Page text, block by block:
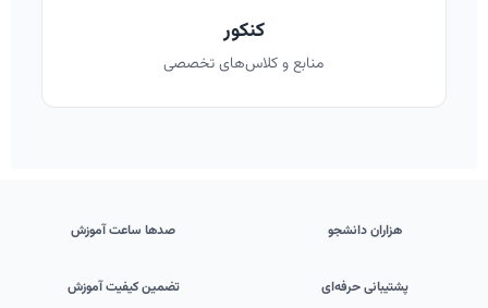
کنکور
منابع و کلاس‌های تخصصی
هزاران دانشجو صدها ساعت آموزش
پشتیبانی حرفه‌ای تضمین کیفیت آموزش